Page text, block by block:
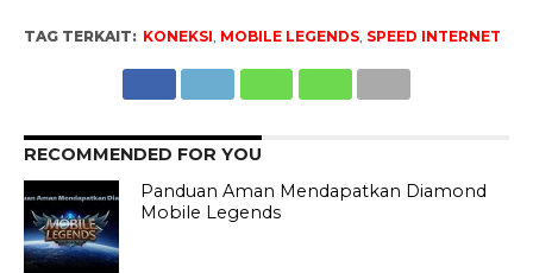
TAG TERKAIT: KONEKSI, MOBILE LEGENDS, SPEED INTERNET
RECOMMENDED FOR YOU
Panduan Aman Mendapatkan Diamond
Mobile Legends